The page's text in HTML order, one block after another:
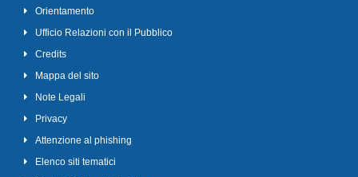
Orientamento
Ufficio Relazioni con il Pubblico
Credits
Mappa del sito
Note Legali
Privacy
Attenzione al phishing
Elenco siti tematici